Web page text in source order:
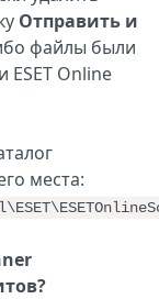
Отправить и
файлы были
ESET Online
места: